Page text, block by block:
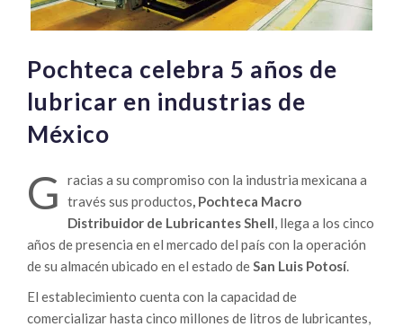
Pochteca celebra 5 años de
lubricar en industrias de
México
G
racias a su compromiso con la industria mexicana a
través sus productos, Pochteca Macro
Distribuidor de Lubricantes Shell, llega a los cinco
años de presencia en el mercado del país con la operación
de su almacén ubicado en el estado deSan Luis Potosí.
El establecimiento cuenta con la capacidad de
comercializar hasta cinco millones de litros de lubricantes,